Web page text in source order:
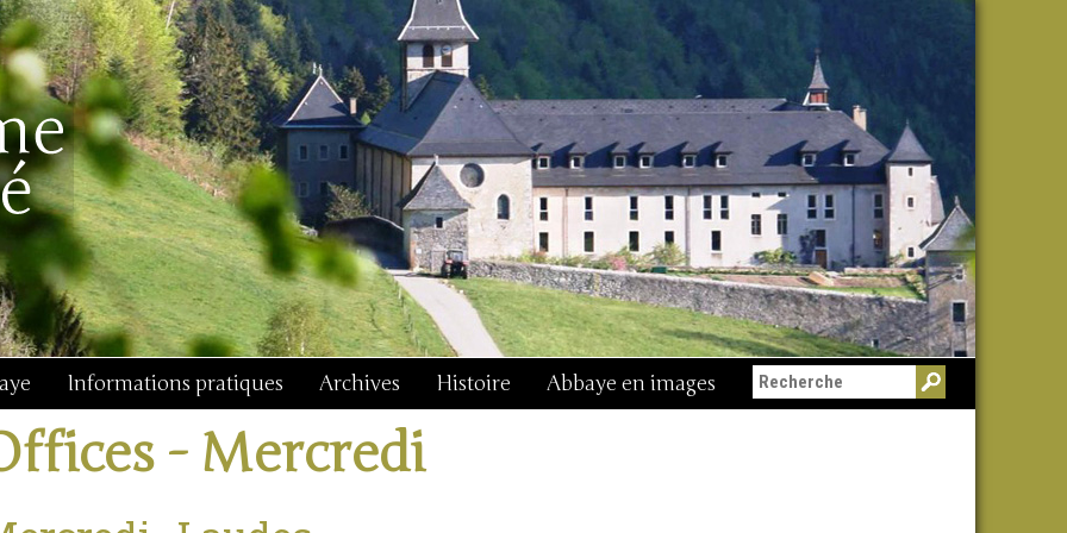
Informations pratiques Archives Histoire Abbaye en images Messe du 15 août
- Mercredi